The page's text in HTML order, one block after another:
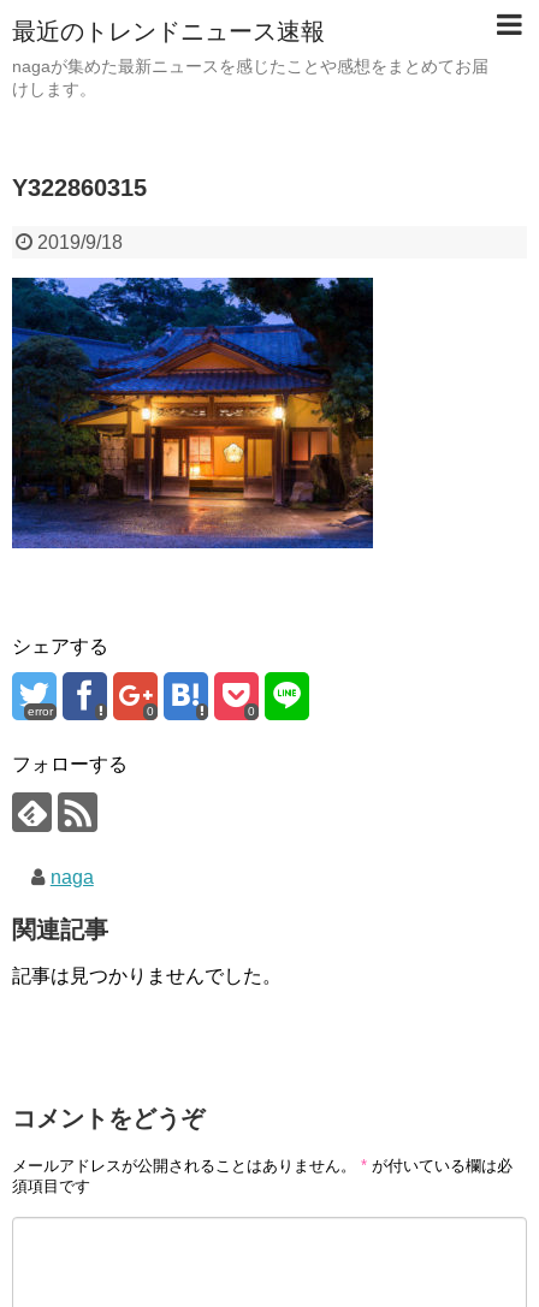
最近のトレンドニュース速報
nagaが集めた最新ニュースを感じたことや感想をまとめてお届
けします。
Y322860315
2019/9/18
シェアする
error 0 0
フォローする
naga
関連記事
記事は見つかりませんでした。
コメントをどうぞ
メールアドレスが公開されることはありません。 * が付いている欄は必
須項目です